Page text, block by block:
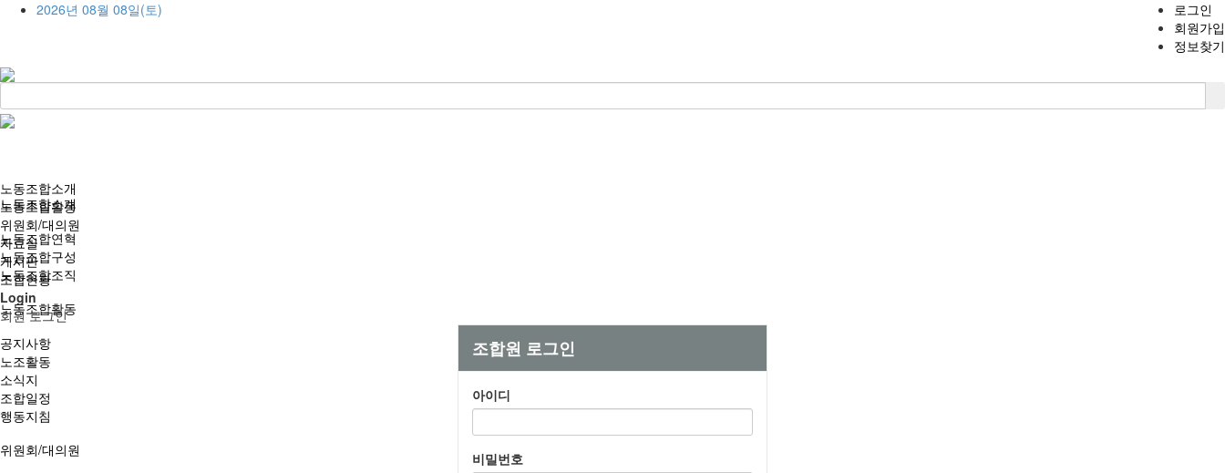
2026년 08월 08일(토)
로그인
회원가입
정보찾기
노동조합소개
노동조합연혁
노동조합구성
노동조합조직
노동조합활동
공지사항
노조활동
소식지
조합일정
행동지침
위원회/대의원
노동조합소개
노동조합활동
위원회/대의원
자료실
게시판
조합현황
Login
회원 로그인
조합원 로그인
아이디
비밀번호